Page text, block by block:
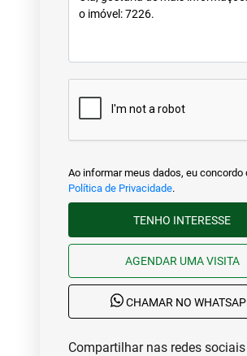
Ao informar meus dados, eu concordo
Política de Privacidade.
TENHO INTERESSE
AGENDAR UMA VISITA
CHAMAR NO
Compartilhar nas redes sociais